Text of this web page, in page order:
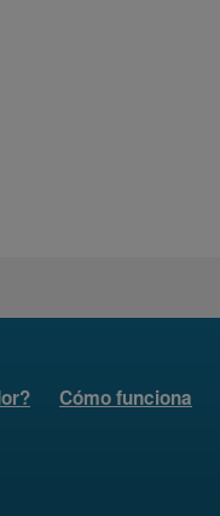
Cómo funciona